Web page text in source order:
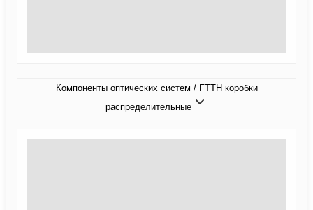
Компоненты оптических систем / FTTH коробки
распределительные